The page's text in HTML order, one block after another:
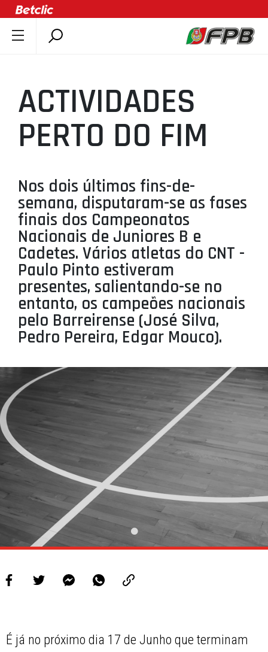
ÚLTIMAS
COMPETIÇÕES
ASSOCIAÇÕES
AGENTES
AGENDA
SELEÇÕES
MINIBASQUETE
ÁREA TÉCNICA
PROJETOS
LIGA BETCLIC MASCULINA
LIGA BETCLIC FEMININA
ACTIVIDADES
PERTO DO FIM
Nos dois últimos fins-de-
semana, disputaram-se as fases
finais dos Campeonatos
Nacionais de Juniores B e
Cadetes. Vários atletas do CNT -
Paulo Pinto estiveram
presentes, salientando-se no
entanto, os campeões nacionais
pelo Barreirense (José Silva,
Pedro Pereira, Edgar Mouco).
É já no próximo dia 17 de Junho que terminam